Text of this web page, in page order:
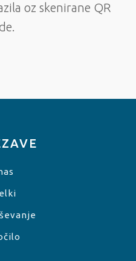
oz skenirane QR